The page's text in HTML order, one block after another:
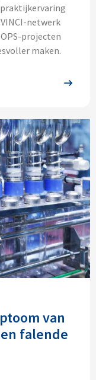
praktijkervaring
netwerk
projecten
maken.
van
falende